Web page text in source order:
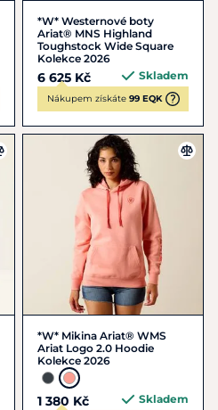
*W* Westernové boty
Ariat® MNS Highland
Toughstock Wide Square
Kolekce 2026
6 625 Kč Skladem
Nákupem získáte 99 EQK
*W* Mikina Ariat® WMS
Ariat Logo 2.0 Hoodie
Kolekce 2026
1 380 Kč Skladem